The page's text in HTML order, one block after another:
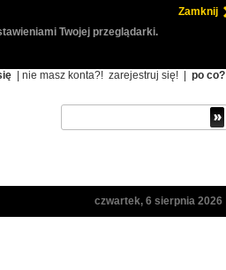
Zamknij
Twojej przeglądarki.
| nie masz konta?! zarejestruj się! po co?
czwartek, 6 sierpnia 2026